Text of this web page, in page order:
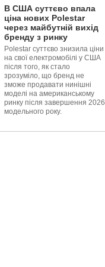
В США суттєво впала
ціна нових Polestar
через майбутній вихід
бренду з ринку
Polestar суттєво знизила ціни
на свої електромобілі у США
після того, як стало
зрозуміло, що бренд не
зможе продавати нинішні
моделі на американському
ринку після завершення 2026
модельного року.